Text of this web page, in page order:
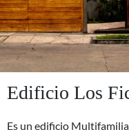
Edificio Los
Es un edificio